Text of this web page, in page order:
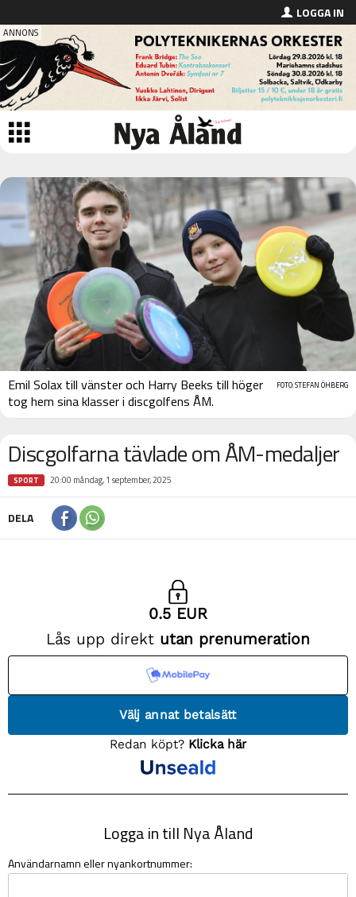
LOGGA IN
FOTO: STEFAN ÖHBERG
Emil Solax till vänster och Harry Beeks till höger
tog hem sina klasser i discgolfens ÅM.
Discgolfarna tävlade om ÅM-medaljer
SPORT 20:00 måndag, 1 september, 2025
DELA